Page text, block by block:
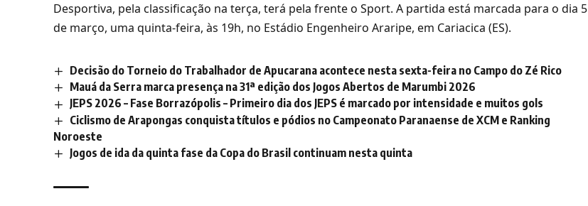
Desportiva, pela classificação na terça, terá pela frente o Sport. A partida está marcada para o dia 5
de março, uma quinta-feira, às 19h, no Estádio Engenheiro Araripe, em Cariacica (ES).
Decisão do Torneio do Trabalhador de Apucarana acontece nesta sexta-feira no Campo do Zé Rico
Mauá da Serra marca presença na 31ª edição dos Jogos Abertos de Marumbi 2026
JEPS 2026 – Fase Borrazópolis – Primeiro dia dos JEPS é marcado por intensidade e muitos gols
Ciclismo de Arapongas conquista títulos e pódios no Campeonato Paranaense de XCM e Ranking
Noroeste
Jogos de ida da quinta fase da Copa do Brasil continuam nesta quinta